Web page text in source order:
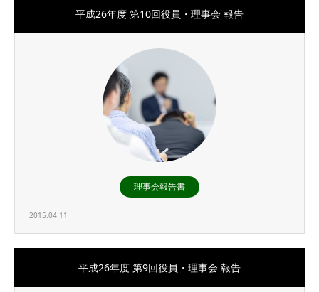
平成26年度 第10回役員・理事会 報告
理事会報告書
2015.04.11
平成26年度 第9回役員・理事会 報告